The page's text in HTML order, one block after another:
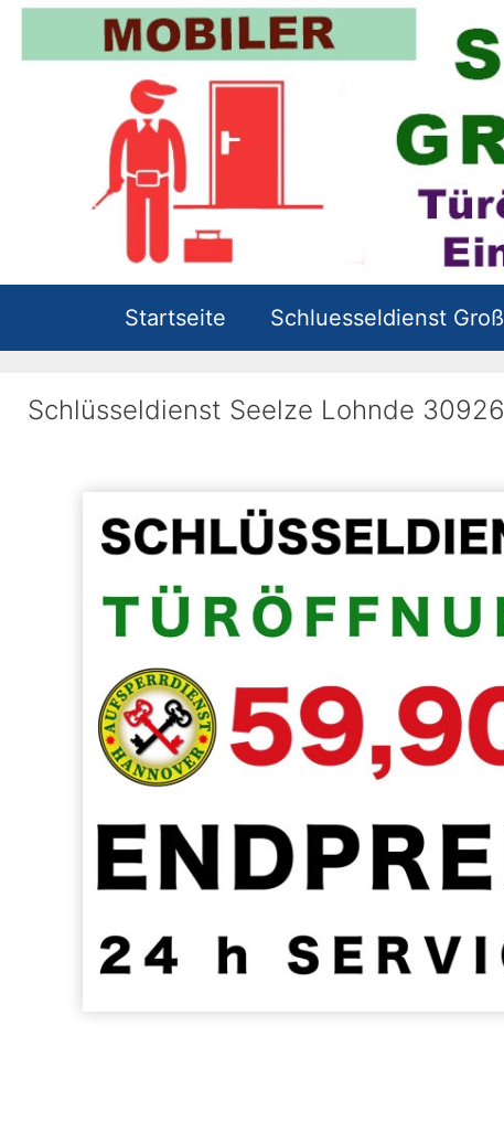
Zum
Inhalt
Startseite Schluesseldienst
Schlüsseldienst Seelze Lohnde 30926